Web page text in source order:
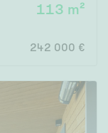
113 m²
242 000 €